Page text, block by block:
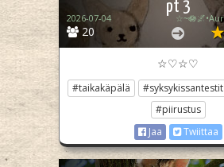
pt 3
20
2026-07-04
☆♡☆♡
#taikakäpälä #syksykissantestit
#piirustus
Jaa
Twiittaa